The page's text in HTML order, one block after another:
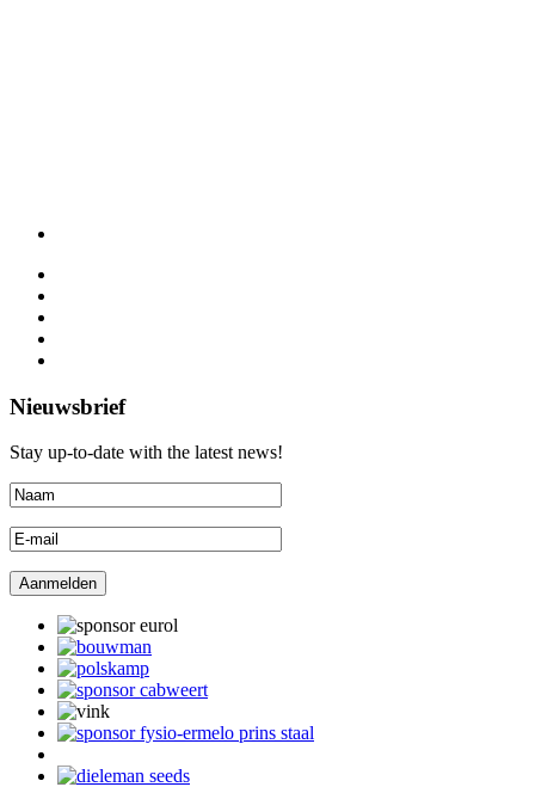
Nieuwsbrief
Stay up-to-date with the latest news!